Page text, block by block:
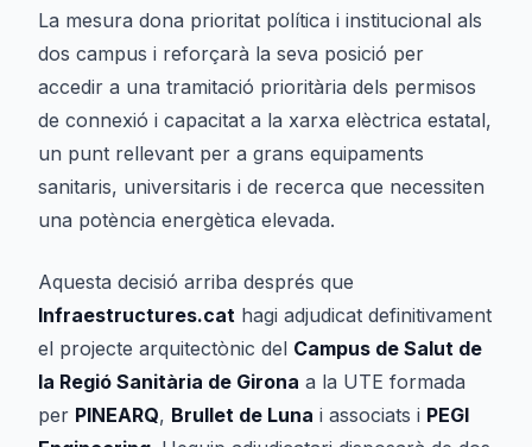
La mesura dona prioritat política i institucional als
dos campus i reforçarà la seva posició per
accedir a una tramitació prioritària dels permisos
de connexió i capacitat a la xarxa elèctrica estatal,
un punt rellevant per a grans equipaments
sanitaris, universitaris i de recerca que necessiten
una potència energètica elevada.
Aquesta decisió arriba després que
Infraestructures.cat hagi adjudicat definitivament
el projecte arquitectònic del Campus de Salut de
la Regió Sanitària de Girona a la UTE formada
per PINEARQ, Brullet de Luna i associats i PEGI